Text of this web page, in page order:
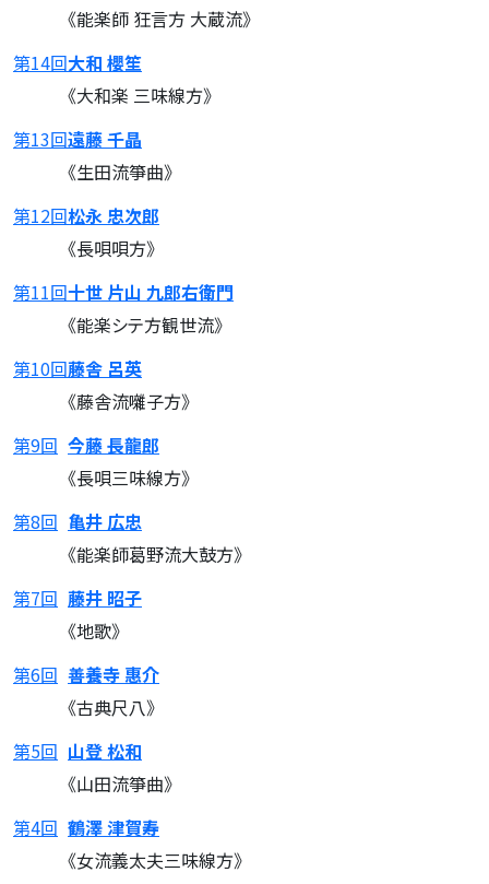
《能楽師 狂言方 大蔵流》
第14回大和 櫻笙
《大和楽 三味線方》
第13回遠藤 千晶
《生田流箏曲》
第12回松永 忠次郎
《長唄唄方》
第11回十世 片山 九郎右衛門
《能楽シテ方観世流》
第10回藤舎 呂英
《藤舎流囃子方》
第9回 今藤 長龍郎
《長唄三味線方》
第8回 亀井 広忠
《能楽師葛野流大鼓方》
第7回 藤井 昭子
《地歌》
第6回 善養寺 惠介
《古典尺八》
第5回 山登 松和
《山田流箏曲》
第4回 鶴澤 津賀寿
《女流義太夫三味線方》